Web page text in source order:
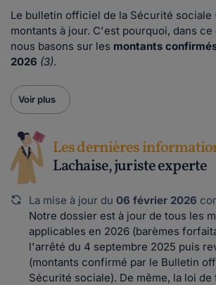
Le bulletin officiel de la Sécurité sociale
montants à jour. C'est pourquoi, dans ce
nous basons sur les montants
2026 (3).
Voir plus
Les dernières
Lachaise, juriste experte
La mise à jour du 06 février 2026
Notre dossier est à jour de tous les
applicables en 2026 (barèmes
l'arrêté du 4 septembre 2025 puis
(montants confirmé par le Bulletin
Sécurité sociale). De même, la loi